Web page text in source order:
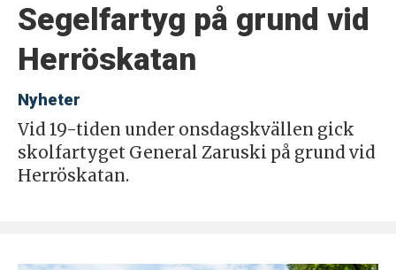
Segelfartyg på grund vid
Herröskatan
Nyheter
Vid 19-tiden under onsdagskvällen gick
skolfartyget General Zaruski på grund vid
Herröskatan.